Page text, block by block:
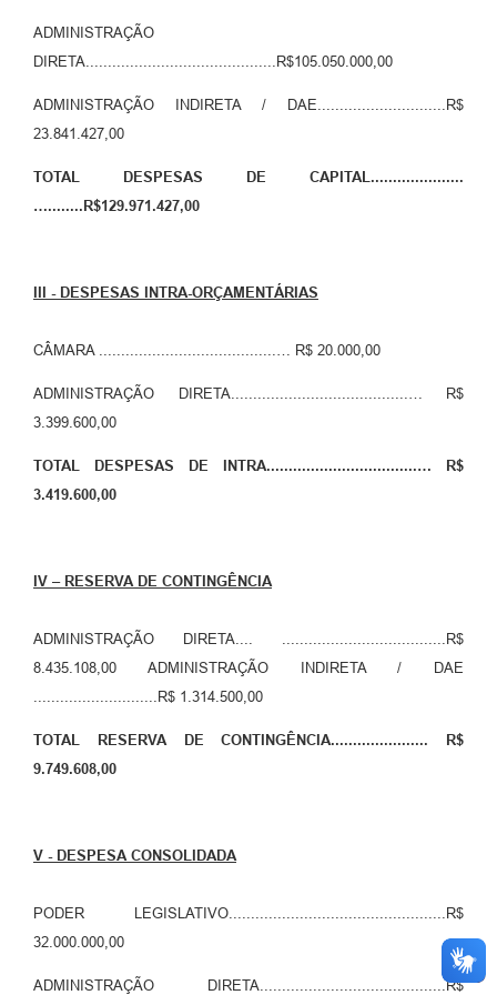
ADMINISTRAÇÃO
DIRETA...........................................R$105.050.000,00
ADMINISTRAÇÃO INDIRETA / DAE.............................R$
23.841.427,00
TOTAL DESPESAS DE CAPITAL.....................
…........R$129.971.427,00
III - DESPESAS INTRA-ORÇAMENTÁRIAS
CÂMARA ........................................… R$ 20.000,00
ADMINISTRAÇÃO DIRETA........................................… R$
3.399.600,00
TOTAL DESPESAS DE INTRA..................................… R$
3.419.600,00
IV – RESERVA DE CONTINGÊNCIA
ADMINISTRAÇÃO DIRETA.... .....................................R$
8.435.108,00 ADMINISTRAÇÃO INDIRETA / DAE
............................R$ 1.314.500,00
TOTAL RESERVA DE CONTINGÊNCIA...................... R$
9.749.608,00
V - DESPESA CONSOLIDADA
PODER LEGISLATIVO.................................................R$
32.000.000,00
ADMINISTRAÇÃO DIRETA..........................................R$